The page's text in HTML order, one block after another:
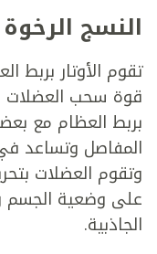
النسج الرخوة
تقوم الأوتار بربط
قوة سحب العضلات
بربط العظام مع
المفاصل وتساعد
وتقوم العضلات
على وضعية الجسم
الجاذبية.